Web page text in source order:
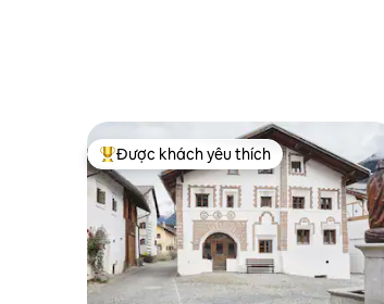
Được khách yêu thích nhất
Được khách yêu thích